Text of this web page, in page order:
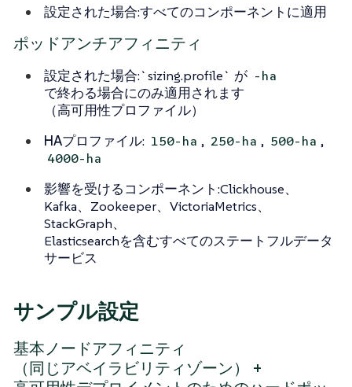
設定された場合:すべてのコンポーネントに適用
ポッドアンチアフィニティ
設定された場合:`sizing.profile` が -ha
で終わる場合にのみ適用されます
（高可用性プロファイル）
HAプロファイル: 150-ha , 250-ha , 500-ha ,
4000-ha
影響を受けるコンポーネント:Clickhouse、
Kafka、Zookeeper、VictoriaMetrics、
StackGraph、
Elasticsearchを含むすべてのステートフルデータ
サービス
サンプル設定
基本ノードアフィニティ
（同じアベイラビリティゾーン） +